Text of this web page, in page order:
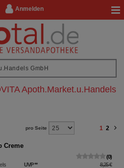
Anmelden
Apoth.Market.u.Handels
pro Seite 1 2
Creme
0
UVP** 8,25 €